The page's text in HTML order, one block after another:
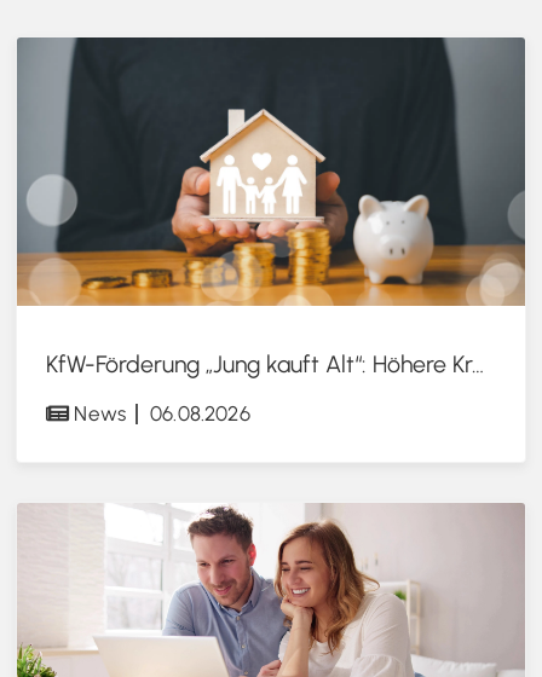
KfW-Förderung „Jung kauft Alt“: Höhere Kredite ab August 2026
News 06.08.2026